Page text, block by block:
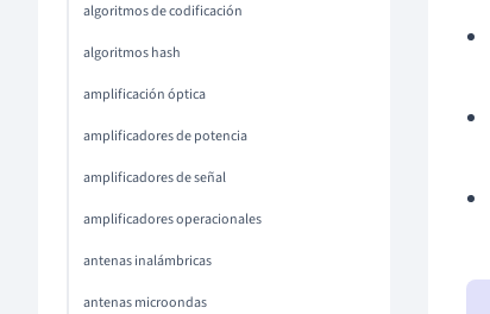
algoritmos de codificación
algoritmos hash
amplificación óptica
amplificadores de potencia
amplificadores de señal
amplificadores operacionales
antenas inalámbricas
antenas microondas